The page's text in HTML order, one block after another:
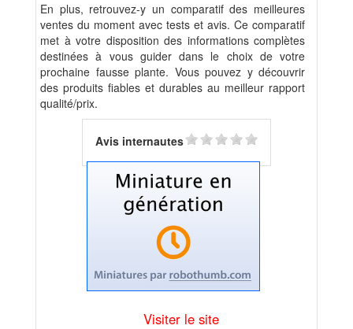
En plus, retrouvez-y un comparatif des meilleures
ventes du moment avec tests et avis. Ce comparatif
met à votre disposition des informations complètes
destinées à vous guider dans le choix de votre
prochaine fausse plante. Vous pouvez y découvrir
des produits fiables et durables au meilleur rapport
qualité/prix.
Avis internautes
Visiter le site